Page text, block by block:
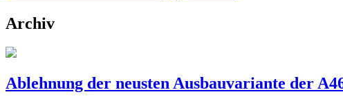
Archiv
Ablehnung der neusten Ausbauvariante der